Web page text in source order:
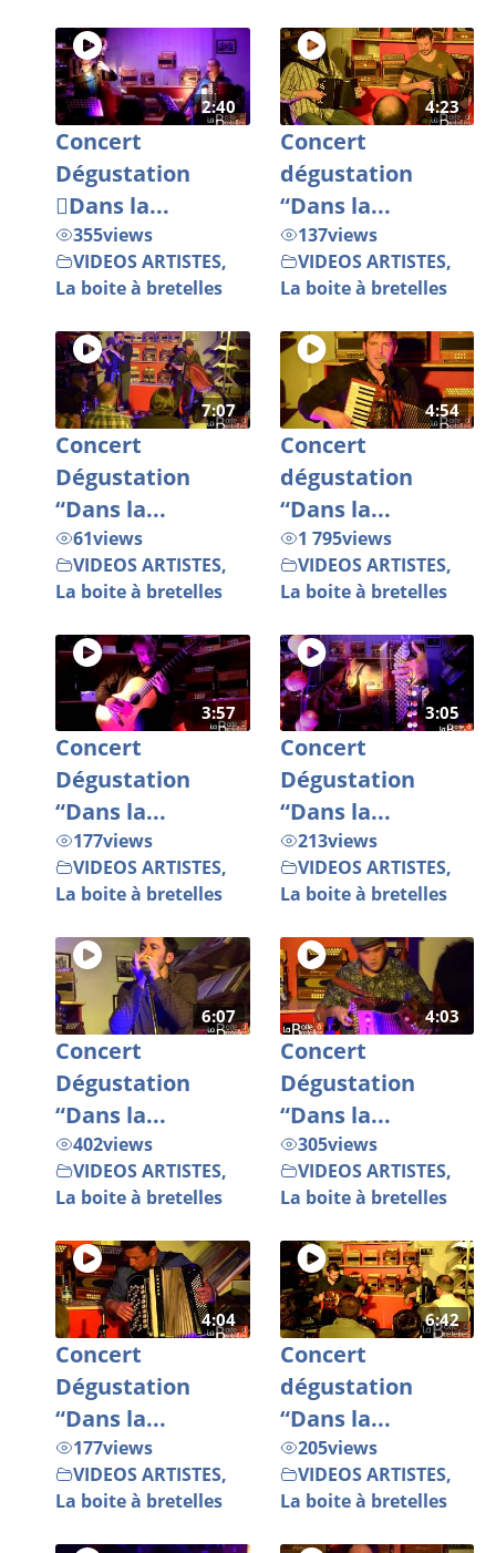
2:40
Concert
Dégustation
Dans la...
355views
VIDEOS ARTISTES,
La boite à bretelles
4:23
Concert
dégustation
“Dans la...
137views
VIDEOS ARTISTES,
La boite à bretelles
7:07
Concert
Dégustation
“Dans la...
61views
VIDEOS ARTISTES,
La boite à bretelles
4:54
Concert
dégustation
“Dans la...
1 795views
VIDEOS ARTISTES,
La boite à bretelles
3:57
Concert
Dégustation
“Dans la...
177views
VIDEOS ARTISTES,
La boite à bretelles
3:05
Concert
Dégustation
“Dans la...
213views
VIDEOS ARTISTES,
La boite à bretelles
6:07
Concert
Dégustation
“Dans la...
402views
VIDEOS ARTISTES,
La boite à bretelles
4:03
Concert
Dégustation
“Dans la...
305views
VIDEOS ARTISTES,
La boite à bretelles
4:04
Concert
Dégustation
“Dans la...
177views
VIDEOS ARTISTES,
La boite à bretelles
6:42
Concert
dégustation
“Dans la...
205views
VIDEOS ARTISTES,
La boite à bretelles